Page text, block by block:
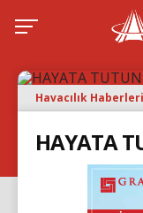
Havacılık Haberleri
HAYATA